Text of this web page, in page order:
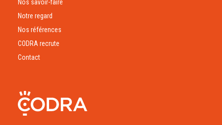
Nos savoir-faire
Notre regard
Nos références
CODRA recrute
Contact